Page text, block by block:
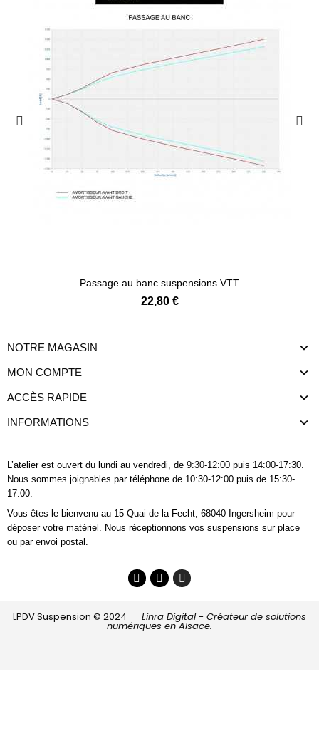
Passage au banc suspensions VTT
22,80 €
NOTRE MAGASIN
MON COMPTE
ACCÈS RAPIDE
INFORMATIONS
L’atelier est ouvert du lundi au vendredi, de 9:30-12:00 puis 14:00-17:30.
Nous sommes joignables par téléphone de 10:30-12:00 puis de 15:30-
17:00.
Vous êtes le bienvenu au 15 Quai de la Fecht, 68040 Ingersheim pour
déposer votre matériel. Nous réceptionnons vos suspensions sur place
ou par envoi postal.
LPDV Suspension © 2024 Linra Digital - Créateur de solutions
numériques en Alsace.